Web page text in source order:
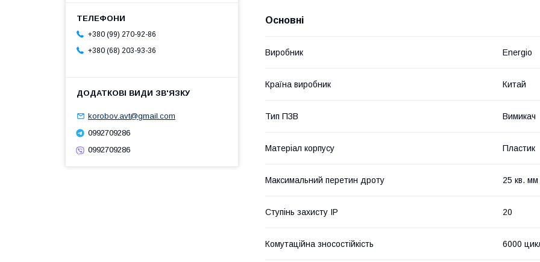
Основні
Виробник Energio
Країна виробник Китай
Тип ПЗВ Вимикач
Матеріал корпусу Пластик
Максимальний перетин дроту 25 кв. мм
Ступінь захисту IP 20
Комутаційна зносостійкість 6000
+380 (99) 270-92-86
+380 (68) 203-93-36
korobov.avt@gmail.com
0992709286
0992709286